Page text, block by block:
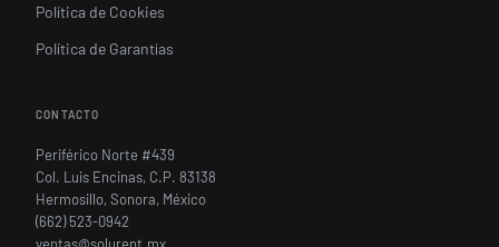
Política de Cookies
Política de Garantías
CONTACTO
Periférico Norte #439
Col. Luis Encinas, C.P. 83138
Hermosillo, Sonora, México
(662) 523-0942